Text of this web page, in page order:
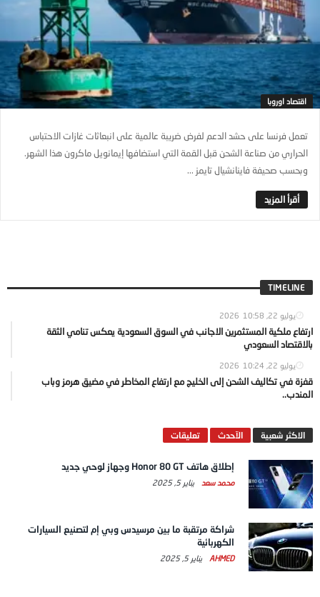
اقتصاد اوروبا
تعمل فرنسا على حشد الدعم لفرض ضريبة عالمية على انبعاثات غازات الاحتباس
الحراري من صناعة الشحن قبل القمة التي استضافها إيمانويل ماكرون هذا الشهر.
وبحسب صحيفة فاينانشيال تايمز ...
TIMELINE
يوليو 22, 2026 10:58
ارتفاع ملكية المستثمرين الاجانب في السوق السعودية يعكس تنامي الثقة
بالاقتصاد السعودي
يوليو 22, 2026 10:24
قفزة في تكاليف الشحن إلى الخليج مع ارتفاع المخاطر في مضيق هرمز وباب
المندب..
الاكثر شعبية الآحدث تعليقات
إطلاق هاتف Honor 80 GT وجهاز لوحي جديد
محمد سعد يناير 5, 2025
شراكة مرتقبة ما بين مرسيدس وبي إم لتصنيع السيارات
الكهربائية
AHMED يناير 5, 2025